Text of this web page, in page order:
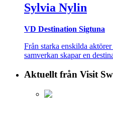
Sylvia Nylin
VD Destination Sigtuna
Från starka enskilda
samverkan skapar en
Aktuellt från Visit